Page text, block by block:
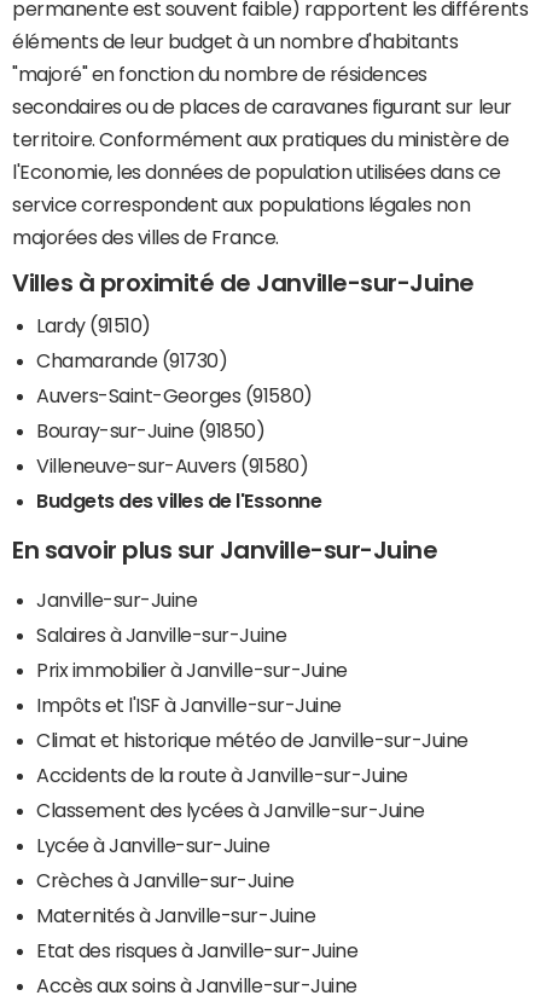
permanente est souvent faible) rapportent les différents
éléments de leur budget à un nombre d'habitants
"majoré" en fonction du nombre de résidences
secondaires ou de places de caravanes figurant sur leur
territoire. Conformément aux pratiques du ministère de
l'Economie, les données de population utilisées dans ce
service correspondent aux populations légales non
majorées des villes de France.
Villes à proximité de Janville-sur-Juine
Lardy (91510)
Chamarande (91730)
Auvers-Saint-Georges (91580)
Bouray-sur-Juine (91850)
Villeneuve-sur-Auvers (91580)
Budgets des villes de l'Essonne
En savoir plus sur Janville-sur-Juine
Janville-sur-Juine
Salaires à Janville-sur-Juine
Prix immobilier à Janville-sur-Juine
Impôts et l'ISF à Janville-sur-Juine
Climat et historique météo de Janville-sur-Juine
Accidents de la route à Janville-sur-Juine
Classement des lycées à Janville-sur-Juine
Lycée à Janville-sur-Juine
Crèches à Janville-sur-Juine
Maternités à Janville-sur-Juine
Etat des risques à Janville-sur-Juine
Accès aux soins à Janville-sur-Juine